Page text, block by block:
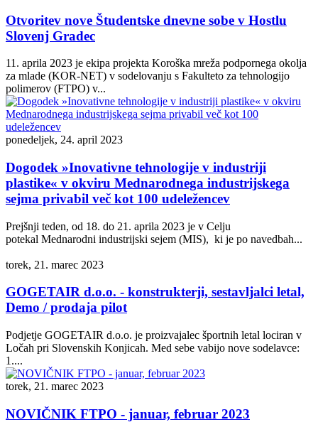
Otvoritev nove Študentske dnevne sobe v Hostlu
Slovenj Gradec
11. aprila 2023 je ekipa projekta Koroška mreža podpornega okolja
za mlade (KOR-NET) v sodelovanju s Fakulteto za tehnologijo
polimerov (FTPO) v...
ponedeljek, 24. april 2023
Dogodek »Inovativne tehnologije v industriji
plastike« v okviru Mednarodnega industrijskega
sejma privabil več kot 100 udeležencev
Prejšnji teden, od 18. do 21. aprila 2023 je v Celju
potekal Mednarodni industrijski sejem (MIS), ki je po navedbah...
torek, 21. marec 2023
GOGETAIR d.o.o. - konstrukterji, sestavljalci letal,
Demo / prodaja pilot
Podjetje GOGETAIR d.o.o. je proizvajalec športnih letal lociran v
Ločah pri Slovenskih Konjicah. Med sebe vabijo nove sodelavce:
1....
torek, 21. marec 2023
NOVIČNIK FTPO - januar, februar 2023